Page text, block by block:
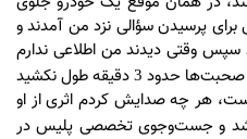
برای پرسیدن سؤالی نزد من آمدند و
سپس وقتی دیدند من اطلاعی ندارم
حدود 3 دقیقه طول نکشید
هر چه صدایش کردم اثری از او
شد و جست‌وجوی تخصصی پلیس در